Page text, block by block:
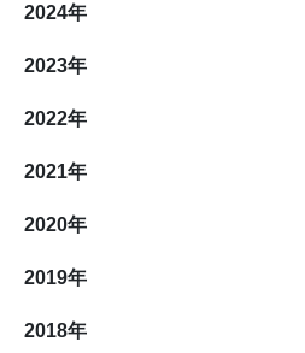
2024年
2023年
2022年
2021年
2020年
2019年
2018年